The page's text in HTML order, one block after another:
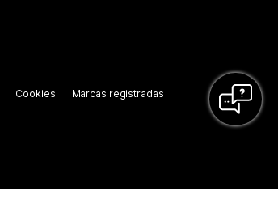
Cookies Marcas registradas